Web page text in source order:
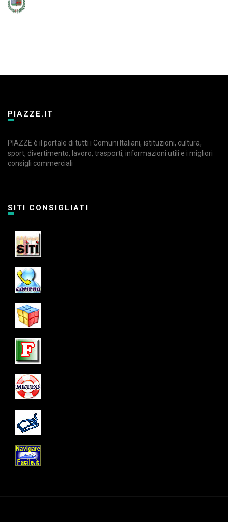
PIAZZE.IT
PIAZZE è il portale di tutti i Comuni Italiani, istituzioni, cultura,
sport, divertimento, lavoro, trasporti, informazioni utili e i migliori
consigli commerciali
SITI CONSIGLIATI